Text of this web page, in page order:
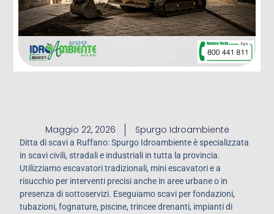
Ditta di scavi a Ruffano: Spurgo Idroambiente è specializzata
in scavi civili, stradali e industriali in tutta la provincia.
Utilizziamo escavatori tradizionali, mini escavatori e a
risucchio per interventi precisi anche in aree urbane o in
presenza di sottoservizi. Eseguiamo scavi per fondazioni,
tubazioni, fognature, piscine, trincee drenanti, impianti di
Maggio 22, 2026 Spurgo Idroambiente